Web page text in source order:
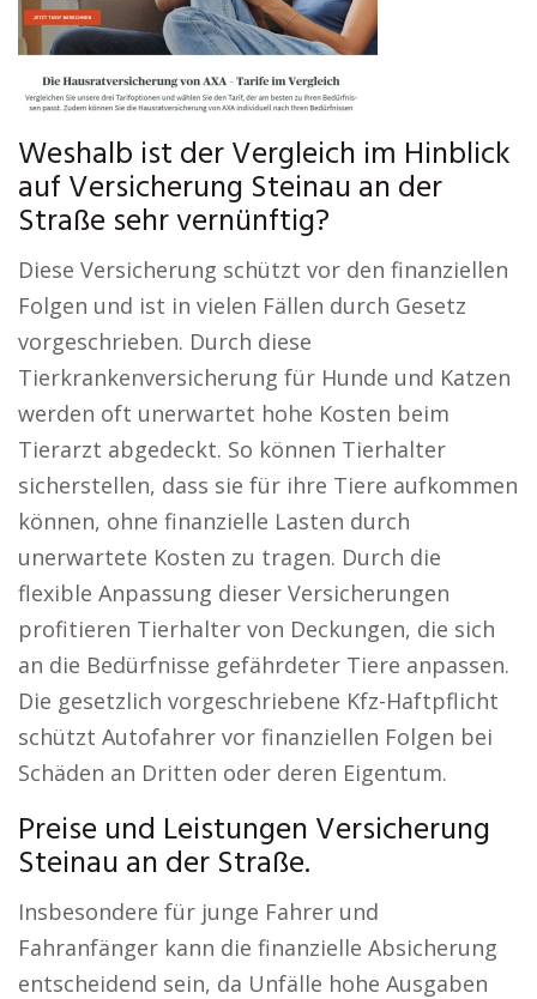
Weshalb ist der Vergleich im Hinblick
auf Versicherung Steinau an der
Straße sehr vernünftig?
Diese Versicherung schützt vor den finanziellen
Folgen und ist in vielen Fällen durch Gesetz
vorgeschrieben. Durch diese
Tierkrankenversicherung für Hunde und Katzen
werden oft unerwartet hohe Kosten beim
Tierarzt abgedeckt. So können Tierhalter
sicherstellen, dass sie für ihre Tiere aufkommen
können, ohne finanzielle Lasten durch
unerwartete Kosten zu tragen. Durch die
flexible Anpassung dieser Versicherungen
profitieren Tierhalter von Deckungen, die sich
an die Bedürfnisse gefährdeter Tiere anpassen.
Die gesetzlich vorgeschriebene Kfz-Haftpflicht
schützt Autofahrer vor finanziellen Folgen bei
Schäden an Dritten oder deren Eigentum.
Preise und Leistungen Versicherung
Steinau an der Straße.
Insbesondere für junge Fahrer und
Fahranfänger kann die finanzielle Absicherung
entscheidend sein, da Unfälle hohe Ausgaben